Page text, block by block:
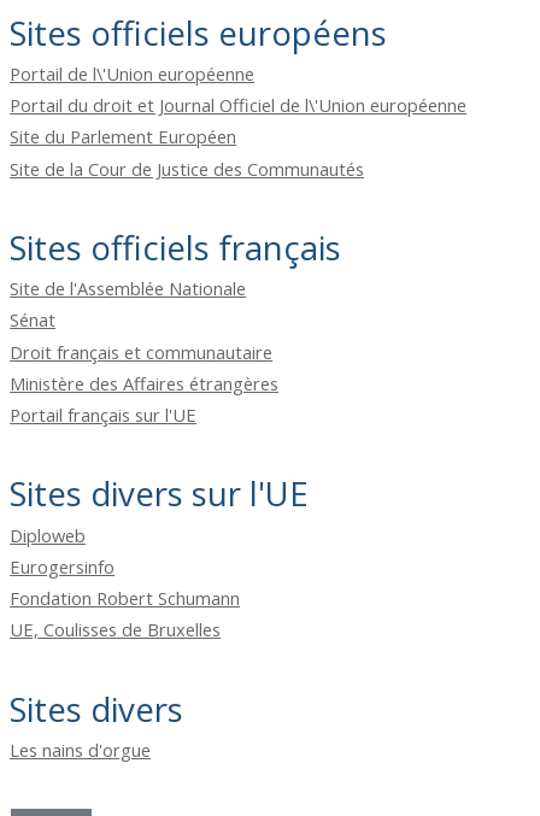
Sites officiels européens
Portail de l\'Union européenne
Portail du droit et Journal Officiel de l\'Union européenne
Site du Parlement Européen
Site de la Cour de Justice des Communautés
Sites officiels français
Site de l'Assemblée Nationale
Sénat
Droit français et communautaire
Ministère des Affaires étrangères
Portail français sur l'UE
Sites divers sur l'UE
Diploweb
Eurogersinfo
Fondation Robert Schumann
UE, Coulisses de Bruxelles
Sites divers
Les nains d'orgue